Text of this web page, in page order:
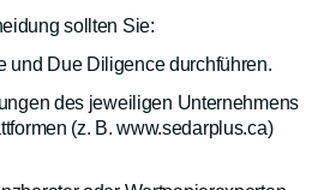
sollten Sie:
und Due Diligence durchführen.
des jeweiligen Unternehmens
(z. B. www.sedarplus.ca)